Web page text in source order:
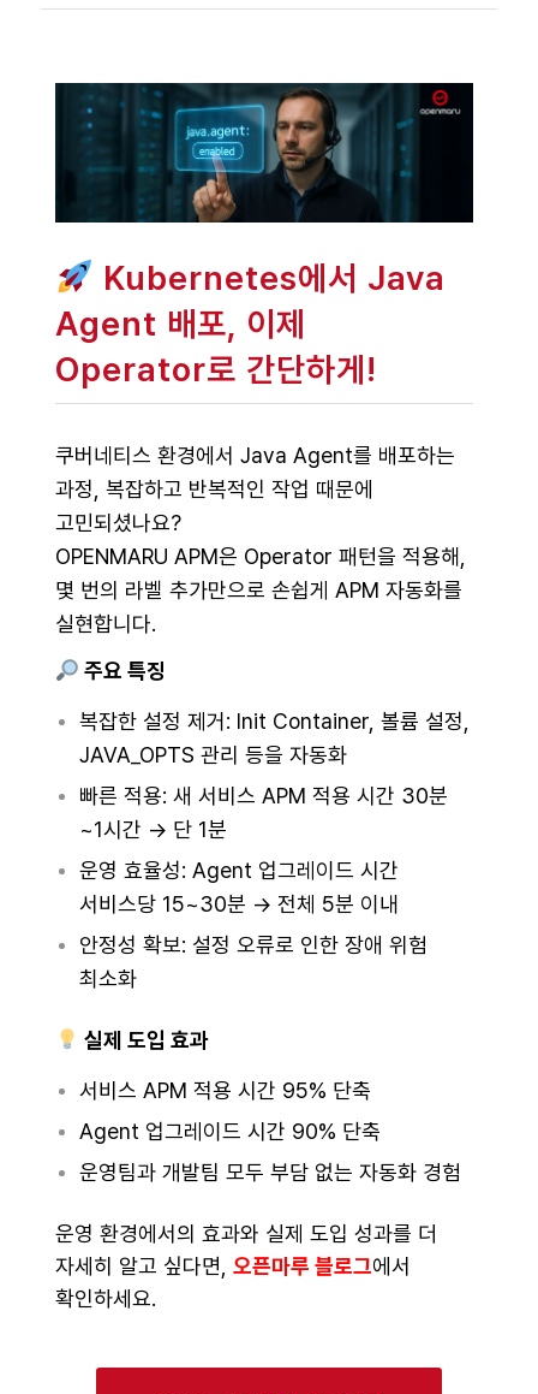
Kubernetes에서 Java
Agent 배포, 이제
Operator로 간단하게!
쿠버네티스 환경에서 Java Agent를 배포하는
과정, 복잡하고 반복적인 작업 때문에
고민되셨나요?
OPENMARU APM은 Operator 패턴을 적용해,
몇 번의 라벨 추가만으로 손쉽게 APM 자동화를
실현합니다.
주요 특징
복잡한 설정 제거: Init Container, 볼륨 설정,
JAVA_OPTS 관리 등을 자동화
빠른 적용: 새 서비스 APM 적용 시간 30분
~1시간 → 단 1분
운영 효율성: Agent 업그레이드 시간
서비스당 15~30분 → 전체 5분 이내
안정성 확보: 설정 오류로 인한 장애 위험
최소화
실제 도입 효과
서비스 APM 적용 시간 95% 단축
Agent 업그레이드 시간 90% 단축
운영팀과 개발팀 모두 부담 없는 자동화 경험
운영 환경에서의 효과와 실제 도입 성과를 더
자세히 알고 싶다면, 오픈마루 블로그에서
확인하세요.